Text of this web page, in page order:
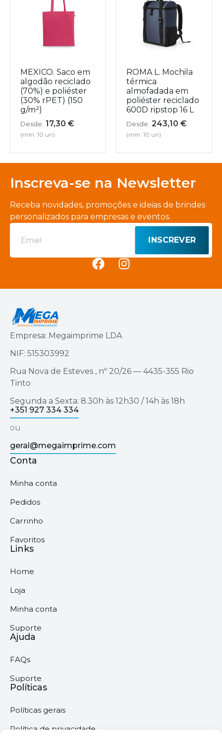
MEXICO. Saco em
algodão reciclado
(70%) e poliéster
(30% rPET) (150
g/m²)
Desde: 17,30 €
(mín. 10 un)
ROMA L. Mochila
térmica
almofadada em
poliéster reciclado
600D ripstop 16 L
Desde: 243,10 €
(mín. 10 un)
Inscreva-se na Newsletter
Receba novidades, promoções e ideias de brindes
personalizados para empresas e eventos.
INSCREVER
Empresa: Megaimprime LDA
NIF: 515303992
Rua Nova de Esteves , nº 20/26 — 4435-355 Rio
Tinto
Segunda a Sexta: 8.30h às 12h30 / 14h às 18h
+351 927 334 334
ou
geral@megaimprime.com
Conta
Minha conta
Pedidos
Carrinho
Favoritos
Links
Home
Loja
Minha conta
Suporte
Ajuda
FAQs
Suporte
Políticas
Políticas gerais
Política de privacidade